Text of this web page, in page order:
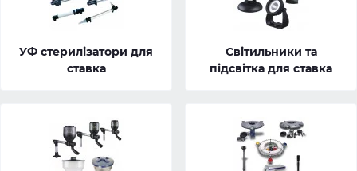
УФ стерилізатори для
ставка
Світильники та
підсвітка для ставка